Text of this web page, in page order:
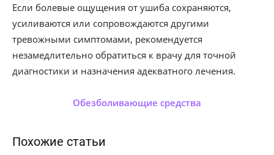
Если болевые ощущения от ушиба сохраняются,
усиливаются или сопровождаются другими
тревожными симптомами, рекомендуется
незамедлительно обратиться к врачу для точной
диагностики и назначения адекватного лечения.
Обезболивающие средства
Похожие статьи